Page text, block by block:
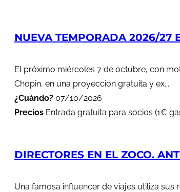
NUEVA TEMPORADA 2026/27
El próximo miércoles 7 de octubre, con
Chopin, en una proyección gratuita y ex...
¿Cuándo? 07/10/2026
Precios Entrada gratuita para socios (1€
DIRECTORES EN EL ZOCO.
Una famosa influencer de viajes utiliza